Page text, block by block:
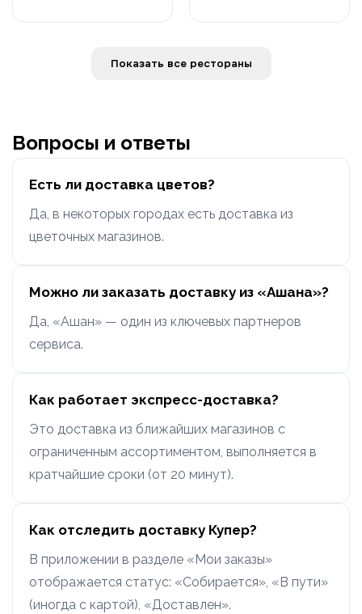
Показать все рестораны
Вопросы и ответы
Есть ли доставка цветов?
Да, в некоторых городах есть доставка из
цветочных магазинов.
Можно ли заказать доставку из «Ашана»?
Да, «Ашан» — один из ключевых партнеров
сервиса.
Как работает экспресс-доставка?
Это доставка из ближайших магазинов с
ограниченным ассортиментом, выполняется в
кратчайшие сроки (от 20 минут).
Как отследить доставку Купер?
В приложении в разделе «Мои заказы»
отображается статус: «Собирается», «В пути»
(иногда с картой), «Доставлен».